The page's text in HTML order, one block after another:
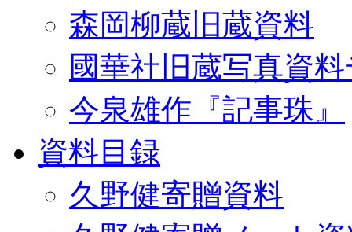
森岡柳蔵旧蔵資料
國華社旧蔵写真資
今泉雄作『記事珠』
資料目録
久野健寄贈資料